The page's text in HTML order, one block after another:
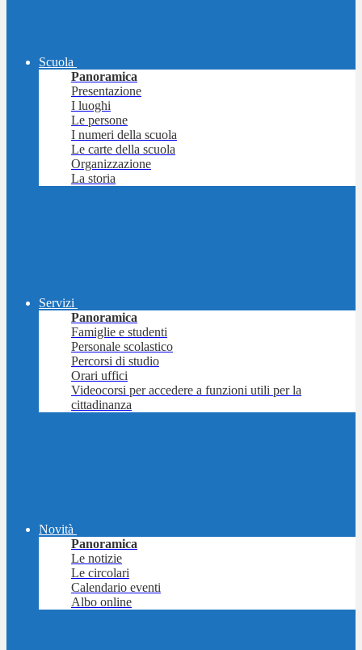
Scuola
Panoramica
Presentazione
I luoghi
Le persone
I numeri della scuola
Le carte della scuola
Organizzazione
La storia
Servizi
Panoramica
Famiglie e studenti
Personale scolastico
Percorsi di studio
Orari uffici
Videocorsi per accedere a funzioni utili per la
cittadinanza
Novità
Panoramica
Le notizie
Le circolari
Calendario eventi
Albo online